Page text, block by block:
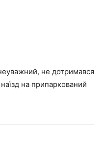
не дотримався
на припаркований